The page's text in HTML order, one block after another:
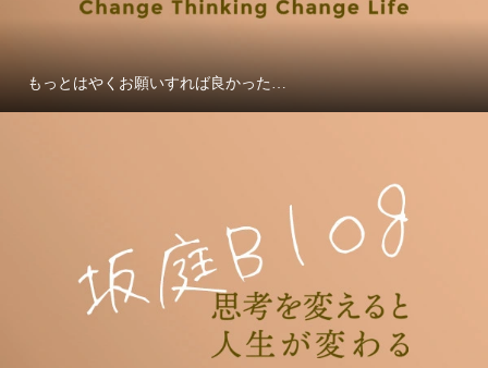
もっとはやくお願いすれば良かった…